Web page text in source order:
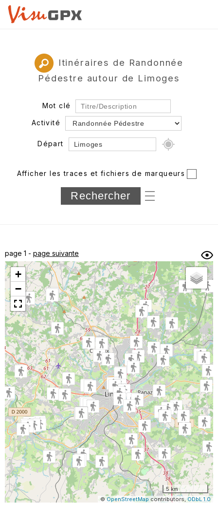
Itinéraires de Randonnée
Pédestre autour de Limoges
Mot clé
Activité
Départ
Département
Longueur min/max
sous-dossiers
Trier par
Horodatage Photos
Afficher les traces et fichiers de marqueurs
page 1 - page suivante
+
−
5 km
© OpenStreetMap contributors, ODbL 1.0